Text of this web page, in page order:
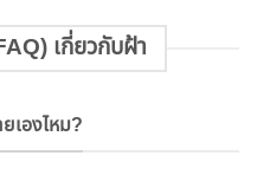
เกี่ยวกับฝ้า
เองไหม?